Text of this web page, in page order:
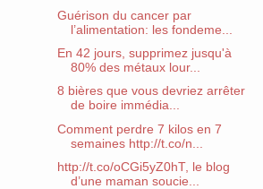
Guérison du cancer par
l’alimentation: les fondeme...
En 42 jours, supprimez jusqu'à
80% des métaux lour...
8 bières que vous devriez arrêter
de boire immédia...
Comment perdre 7 kilos en 7
semaines http://t.co/n...
http://t.co/oCGi5yZ0hT, le blog
d’une maman soucie...